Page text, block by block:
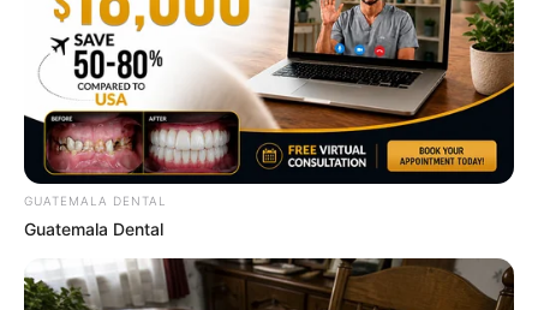
To Steamy To Stream? Not For The Bridgertons! 9
Must-See Scenes
BRAINBERRIES
GUATEMALA DENTAL
Guatemala Dental